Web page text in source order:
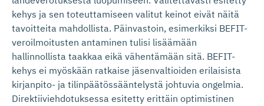
kehys ja sen toteuttamiseen valitut keinot eivät näitä
tavoitteita mahdollista. Päinvastoin, esimerkiksi BEFIT-
veroilmoitusten antaminen tulisi lisäämään
hallinnollista taakkaa eikä vähentämään sitä. BEFIT-
kehys ei myöskään ratkaise jäsenvaltioiden erilaisista
kirjanpito- ja tilinpäätössääntelystä johtuvia ongelmia.
Direktiiviehdotuksessa esitetty erittäin optimistinen